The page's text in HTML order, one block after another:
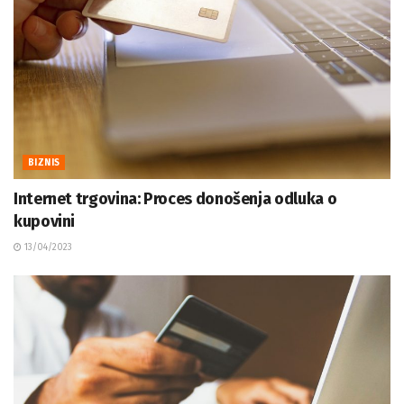
BIZNIS
Internet trgovina: Proces donošenja odluka o
kupovini
13/04/2023